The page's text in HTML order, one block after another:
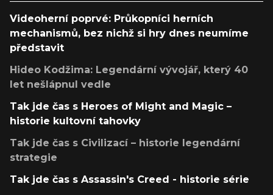
Videoherní poprvé: Průkopníci herních
mechanismů, bez nichž si hry dnes neumíme
představit
Hideo Kodžima: Legendární vývojář, který 40
let nešlápnul vedle
Tak jde čas s Heroes of Might and Magic –
historie kultovní tahovky
Tak jde čas s Civilizací – historie legendární
strategie
Tak jde čas s Assassin's Creed - historie série